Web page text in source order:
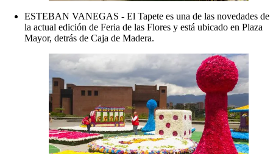
ESTEBAN VANEGAS - El Tapete es una de las novedades de
la actual edición de Feria de las Flores y está ubicado en Plaza
Mayor, detrás de Caja de Madera.